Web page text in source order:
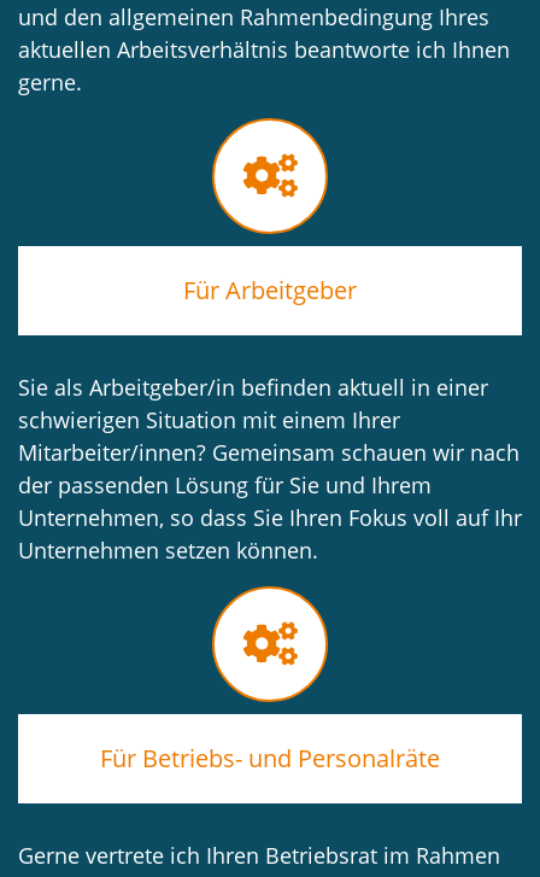
und den allgemeinen Rahmenbedingung Ihres
aktuellen Arbeitsverhältnis beantworte ich Ihnen
gerne.
Für Arbeitgeber
Sie als Arbeitgeber/in befinden aktuell in einer
schwierigen Situation mit einem Ihrer
Mitarbeiter/innen? Gemeinsam schauen wir nach
der passenden Lösung für Sie und Ihrem
Unternehmen, so dass Sie Ihren Fokus voll auf Ihr
Unternehmen setzen können.
Für Betriebs- und Personalräte
Gerne vertrete ich Ihren Betriebsrat im Rahmen